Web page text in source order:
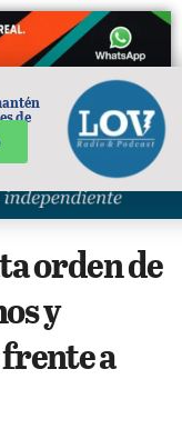
orden de
y
a
de